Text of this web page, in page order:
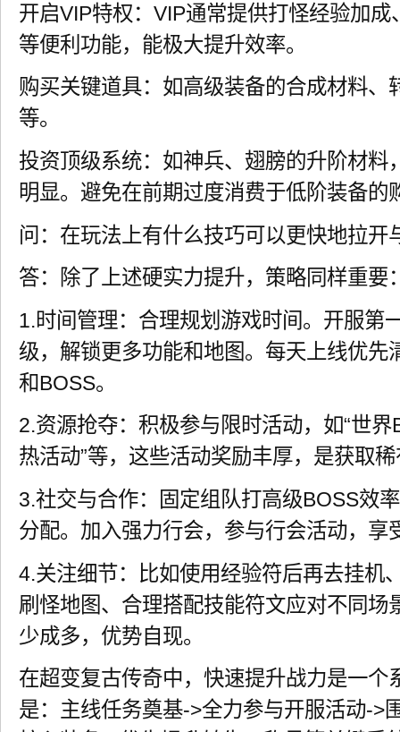
开启VIP特权：VIP通常提供打怪经验加
等便利功能，能极大提升效率。
购买关键道具：如高级装备的合成材料、
等。
投资顶级系统：如神兵、翅膀的升阶材料
明显。避免在前期过度消费于低阶装备的
问：在玩法上有什么技巧可以更快地拉开
答：除了上述硬实力提升，策略同样重要
1.时间管理：合理规划游戏时间。开服第
级，解锁更多功能和地图。每天上线优先
和BOSS。
2.资源抢夺：积极参与限时活动，如“世界
热活动”等，这些活动奖励丰厚，是获取
3.社交与合作：固定组队打高级BOSS效
分配。加入强力行会，参与行会活动，享
4.关注细节：比如使用经验符后再去挂机
刷怪地图、合理搭配技能符文应对不同场
少成多，优势自现。
在超变复古传奇中，快速提升战力是一个
是：主线任务奠基->全力参与开服活动->